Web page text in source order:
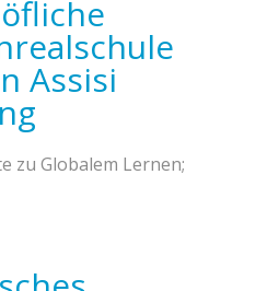
Assisi
zu Globalem Lernen;